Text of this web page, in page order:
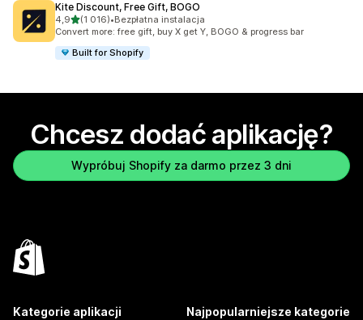
Kite Discount, Free Gift, BOGO
4,9na 5 gwiazdek
(1 016)
Łączna liczba recenzji: 1016
•Bezpłatna instalacja
Convert more: free gift, buy X get Y, BOGO & progress bar
Built for Shopify
Chcesz dodać aplikację?
Wypróbuj Shopify za darmo przez 3 dni
Kategorie aplikacji Najpopularniejsze kategorie